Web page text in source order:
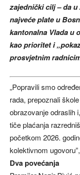
zajednički cilj – da
najveće plate u
kantonalna Vlada u
kao prioritet i
prosvjetnim
„Popravili smo
rada, prepoznali
obrazovanje odraslih
tiče plaćanja
početkom 2026.
kolektivnom
Dva povećanja